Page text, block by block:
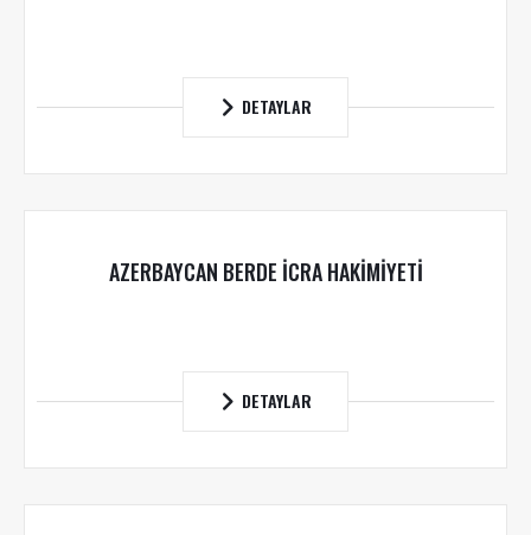
DETAYLAR
AZERBAYCAN BERDE İCRA HAKİMİYETİ
DETAYLAR